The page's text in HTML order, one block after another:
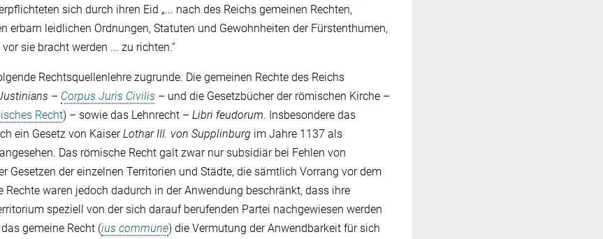
sich durch ihren Eid „... nach des Reichs gemeinen Rechten,
erbarn leidlichen Ordnungen, Statuten und Gewohnheiten der Fürstenthumen,
sie bracht werden ... zu richten.“
Rechtsquellenlehre zugrunde. Die gemeinen Rechte des Reichs
– Corpus Juris Civilis – und die Gesetzbücher der römischen Kirche –
Recht) – sowie das Lehnrecht – Libri feudorum. Insbesondere das
ein Gesetz von KaiserLothar III. von Supplinburg im Jahre 1137 als
Das römische Recht galt zwar nur subsidiär bei Fehlen von
Gesetzen der einzelnen Territorien und Städte, die sämtlich Vorrang vor dem
Rechte waren jedoch dadurch in der Anwendung beschränkt, dass ihre
speziell von der sich darauf berufenden Partei nachgewiesen werden
gemeine Recht (ius commune) die Vermutung der Anwendbarkeit für sich